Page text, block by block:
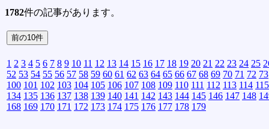
1782件の記事があります。
1 2 3 4 5 6 7 8 9 10 11 12 13 14 15 16 17 18 19 20 21 22 23 24 25
52 53 54 55 56 57 58 59 60 61 62 63 64 65 66 67 68 69 70 71 72 73
100 101 102 103 104 105 106 107 108 109 110 111 112 113 114 115
134 135 136 137 138 139 140 141 142 143 144 145 146 147 148
168 169 170 171 172 173 174 175 176 177 178 179